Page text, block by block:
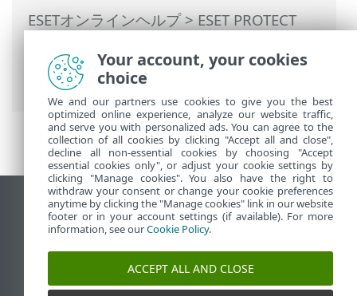
ESETオンラインヘルプ>ESET PROTECT
コンポーネントインストール> サーバーイ
ンストール - Windows
デスクトップサイトの表示
End of Life
ESETナレッジベース
ESETフォーラム
Your account, your cookies
choice
We and our partners use cookies to give you the best
optimized online experience, analyze our website traffic,
and serve you with personalized ads. You can agree to the
collection of all cookies by clicking "Accept all and close",
decline all non-essential cookies by choosing "Accept
essential cookies only", or adjust your cookie settings by
clicking "Manage cookies". You also have the right to
withdraw your consent or change your cookie preferences
anytime by clicking the "Manage cookies" link in our website
footer or in your account settings (if available). For more
information, see ourCookie Policy.
ACCEPT ALL AND CLOSE